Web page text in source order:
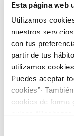
Esta página web
Utilizamos
nuestros
con tus
partir de tus
utilizamos
Puedes aceptar
cookies”·
cookies de forma
para la
tecnológicos,